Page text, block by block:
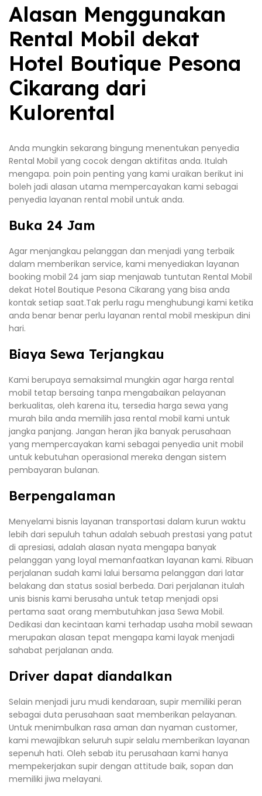
Alasan Menggunakan
Rental Mobil dekat
Hotel Boutique Pesona
Cikarang dari
Kulorental
Anda mungkin sekarang bingung menentukan penyedia
Rental Mobil yang cocok dengan aktifitas anda. Itulah
mengapa. poin poin penting yang kami uraikan berikut ini
boleh jadi alasan utama mempercayakan kami sebagai
penyedia layanan rental mobil untuk anda.
Buka 24 Jam
Agar menjangkau pelanggan dan menjadi yang terbaik
dalam memberikan service, kami menyediakan layanan
booking mobil 24 jam siap menjawab tuntutan Rental Mobil
dekat Hotel Boutique Pesona Cikarang yang bisa anda
kontak setiap saat.Tak perlu ragu menghubungi kami ketika
anda benar benar perlu layanan rental mobil meskipun dini
hari.
Biaya Sewa Terjangkau
Kami berupaya semaksimal mungkin agar harga rental
mobil tetap bersaing tanpa mengabaikan pelayanan
berkualitas, oleh karena itu, tersedia harga sewa yang
murah bila anda memilih jasa rental mobil kami untuk
jangka panjang. Jangan heran jika banyak perusahaan
yang mempercayakan kami sebagai penyedia unit mobil
untuk kebutuhan operasional mereka dengan sistem
pembayaran bulanan.
Berpengalaman
Menyelami bisnis layanan transportasi dalam kurun waktu
lebih dari sepuluh tahun adalah sebuah prestasi yang patut
di apresiasi, adalah alasan nyata mengapa banyak
pelanggan yang loyal memanfaatkan layanan kami. Ribuan
perjalanan sudah kami lalui bersama pelanggan dari latar
belakang dan status sosial berbeda. Dari perjalanan itulah
unis bisnis kami berusaha untuk tetap menjadi opsi
pertama saat orang membutuhkan jasa Sewa Mobil.
Dedikasi dan kecintaan kami terhadap usaha mobil sewaan
merupakan alasan tepat mengapa kami layak menjadi
sahabat perjalanan anda.
Driver dapat diandalkan
Selain menjadi juru mudi kendaraan, supir memiliki peran
sebagai duta perusahaan saat memberikan pelayanan.
Untuk menimbulkan rasa aman dan nyaman customer,
kami mewajibkan seluruh supir selalu memberikan layanan
sepenuh hati. Oleh sebab itu perusahaan kami hanya
mempekerjakan supir dengan attitude baik, sopan dan
memiliki jiwa melayani.